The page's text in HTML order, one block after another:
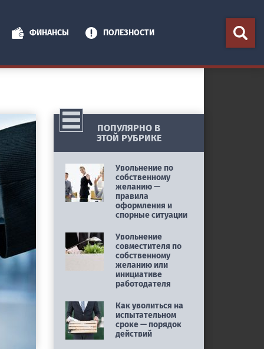
ФИНАНСЫ ПОЛЕЗНОСТИ
ПОПУЛЯРНО В
ЭТОЙ РУБРИКЕ
Увольнение по
собственному
желанию —
правила
оформления и
спорные ситуации
Увольнение
совместителя по
собственному
желанию или
инициативе
работодателя
Как уволиться на
испытательном
сроке — порядок
действий